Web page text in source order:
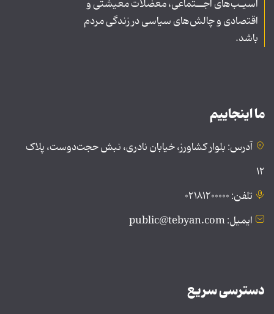
آسیـب‌های اجــتماعی، معضلات معیشتی و
اقتصادی و چالش‌های سیاسی در زندگی مردم
باشد.
ما اینجاییم
آدرس: بلوار کشاورز، خیابان نادری، نبش حجت‌دوست، پلاک
۱۲
تلفن: ۰۲۱۸۱۲۰۰۰۰۰
ایمیل: public@tebyan.com
دسترسی سریع